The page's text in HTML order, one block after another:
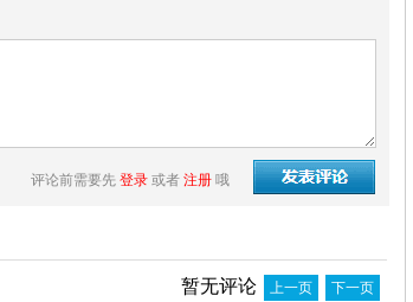
评论前需要先 登录 或者 注册 哦
暂无评论 上一页 下一页